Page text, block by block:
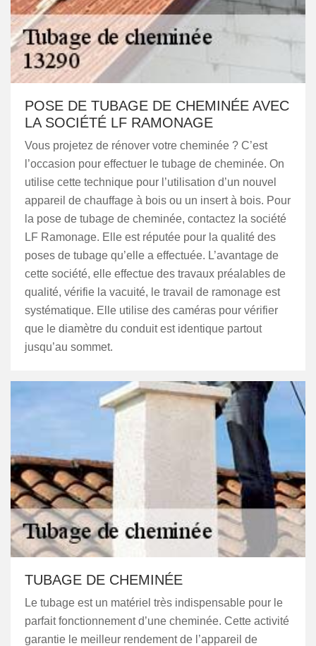
POSE DE TUBAGE DE CHEMINÉE AVEC
LA SOCIÉTÉ LF RAMONAGE
Vous projetez de rénover votre cheminée ? C’est
l’occasion pour effectuer le tubage de cheminée. On
utilise cette technique pour l’utilisation d’un nouvel
appareil de chauffage à bois ou un insert à bois. Pour
la pose de tubage de cheminée, contactez la société
LF Ramonage. Elle est réputée pour la qualité des
poses de tubage qu’elle a effectuée. L’avantage de
cette société, elle effectue des travaux préalables de
qualité, vérifie la vacuité, le travail de ramonage est
systématique. Elle utilise des caméras pour vérifier
que le diamètre du conduit est identique partout
jusqu’au sommet.
TUBAGE DE CHEMINÉE
Le tubage est un matériel très indispensable pour le
parfait fonctionnement d’une cheminée. Cette activité
garantie le meilleur rendement de l’appareil de